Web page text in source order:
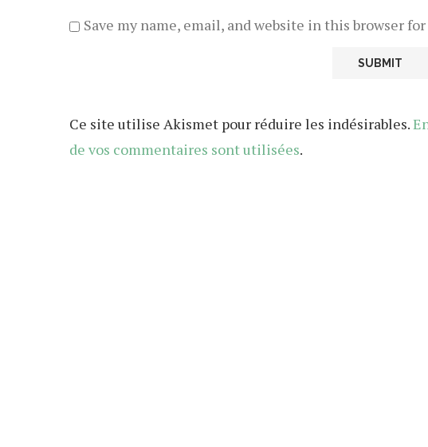
Save my name, email, and website in this browser
Ce site utilise Akismet pour réduire les indésirables.
de vos commentaires sont utilisées.